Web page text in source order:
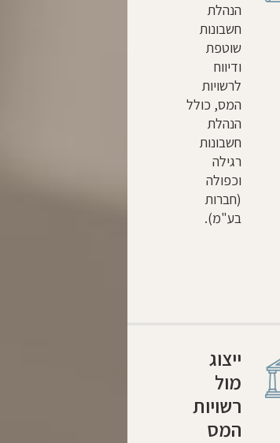
הנהלת
חשבונות
שוטפת
ודיווח
לרשויות
המס, כולל
הנהלת
חשבונות
רגילה
וכפולה
(חברות
בע"מ).
ייצוג
מול
רשויות
המס